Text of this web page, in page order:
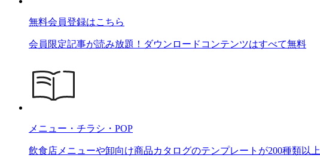
無料会員登録はこちら
会員限定記事が読み放題！ダウンロードコンテンツはすべて無料
メニュー・チラシ・POP
飲食店メニューや卸向け商品カタログのテンプレートが200種類以上